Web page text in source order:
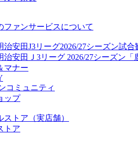
フ
ラディーア）
ナー企業
集
ティ
ファンサービスについて
治安田J3リーグ2026/27シーズン試合
安田Ｊ3リーグ 2026/27シーズン「
マナー
コミュニティ
ップ
ストア（実店舗）
トア